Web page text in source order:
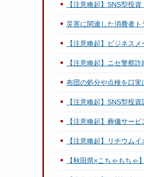
【注意喚起】SNS型投
災害に関連した消費者ト
【注意喚起】ビジネス
【注意喚起】ニセ警察詐
布団の処分や点検を口実
【注意喚起】SNS型投
【注意喚起】葬儀サー
【注意喚起】リチウム
【秋田県×こちゃもちゃ